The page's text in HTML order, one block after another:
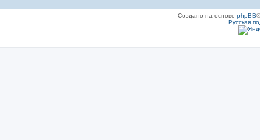
Создано на основе phpBB
Русская